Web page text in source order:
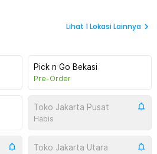
Lihat 1Lokasi Lainnya
Pick n Go Bekasi
Pre-Order
Toko Jakarta Pusat
Habis
Toko Jakarta Utara